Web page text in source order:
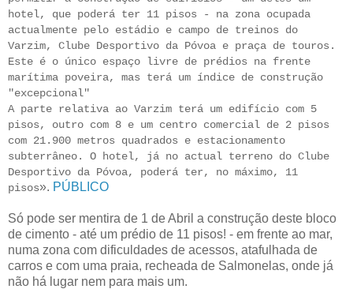
hotel, que poderá ter 11 pisos - na zona ocupada
actualmente pelo estádio e campo de treinos do
Varzim, Clube Desportivo da Póvoa e praça de touros.
Este é o único espaço livre de prédios na frente
marítima poveira, mas terá um índice de construção
"excepcional"
A parte relativa ao Varzim terá um edifício com 5
pisos, outro com 8 e um centro comercial de 2 pisos
com 21.900 metros quadrados e estacionamento
subterrâneo. O hotel, já no actual terreno do Clube
Desportivo da Póvoa, poderá ter, no máximo, 11
pisos». PÚBLICO
Só pode ser mentira de 1 de Abril a construção deste bloco
de cimento - até um prédio de 11 pisos! - em frente ao mar,
numa zona com dificuldades de acessos, atafulhada de
carros e com uma praia, recheada de Salmonelas, onde já
não há lugar nem para mais um.